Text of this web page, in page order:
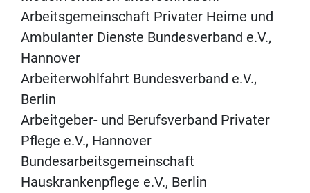
Arbeitsgemeinschaft Privater Heime und
Ambulanter Dienste Bundesverband e.V.,
Hannover
Arbeiterwohlfahrt Bundesverband e.V.,
Berlin
Arbeitgeber- und Berufsverband Privater
Pflege e.V., Hannover
Bundesarbeitsgemeinschaft
Hauskrankenpflege e.V., Berlin